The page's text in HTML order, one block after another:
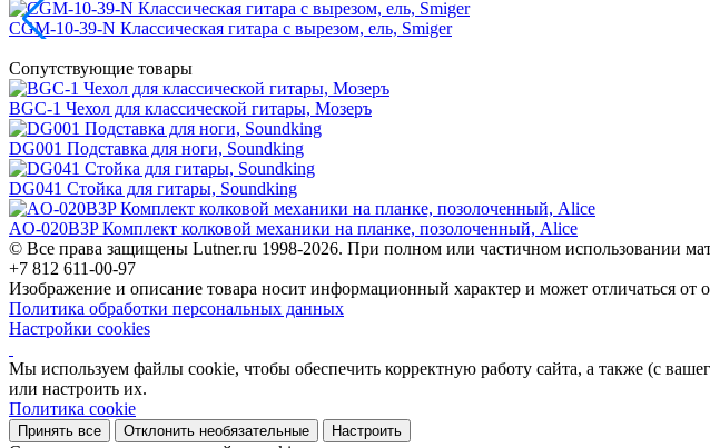
CGM-10-39-N Классическая гитара с вырезом, ель, Smiger
Сопутствующие товары
BGC-1 Чехол для классической гитары, Мозеръ
DG001 Подставка для ноги, Soundking
DG041 Стойка для гитары, Soundking
AO-020B3P Комплект колковой механики на планке, позолоченный, Alice
© Все права защищены Lutner.ru 1998-2026. При полном или частичном использовании
+7 812 611-00-97
Изображение и описание товара носит информационный характер и может отличаться от
Политика обработки персональных данных
Настройки cookies
Мы используем файлы cookie, чтобы обеспечить корректную работу сайта, а также (с
или настроить их.
Политика cookie
Принять все Отклонить необязательные Настроить